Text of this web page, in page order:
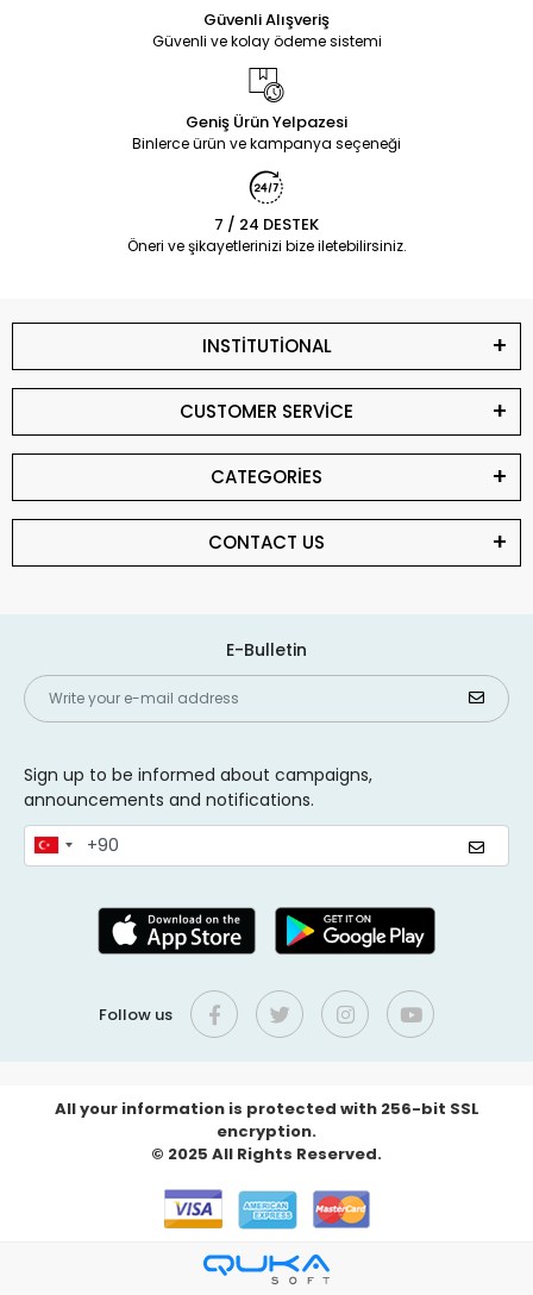
Güvenli Alışveriş
Güvenli ve kolay ödeme sistemi
Geniş Ürün Yelpazesi
Binlerce ürün ve kampanya seçeneği
7 / 24 DESTEK
Öneri ve şikayetlerinizi bize iletebilirsiniz.
INSTİTUTİONAL
CUSTOMER SERVİCE
CATEGORİES
CONTACT US
E-Bulletin
Sign up to be informed about campaigns,
announcements and notifications.
Follow us
All your information is protected with 256-bit SSL
encryption.
© 2025 All Rights Reserved.